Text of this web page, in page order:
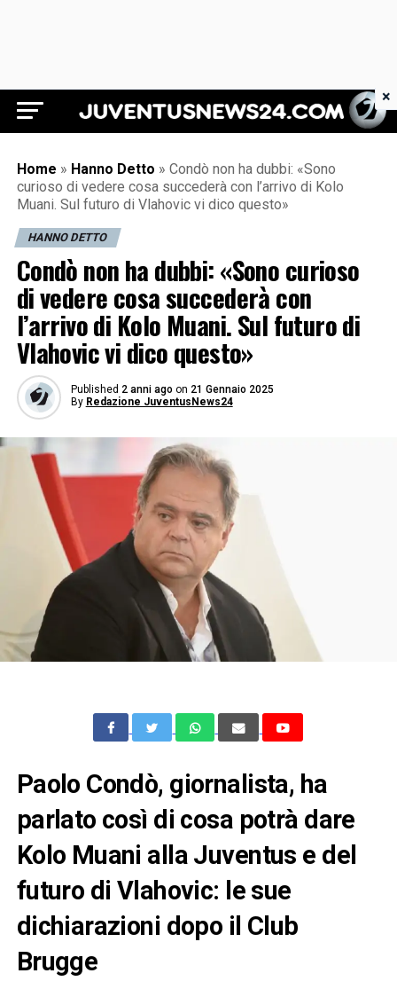
Juventus News 24
Home » Hanno Detto » Condò non ha dubbi: «Sono
curioso di vedere cosa succederà con l’arrivo di Kolo
Muani. Sul futuro di Vlahovic vi dico questo»
HANNO DETTO
Condò non ha dubbi: «Sono curioso
di vedere cosa succederà con
l’arrivo di Kolo Muani. Sul futuro di
Vlahovic vi dico questo»
Published 2 anni ago on 21 Gennaio 2025
By Redazione JuventusNews24
Paolo Condò, giornalista, ha
parlato così di cosa potrà dare
Kolo Muani alla Juventus e del
futuro di Vlahovic: le sue
dichiarazioni dopo il Club
Brugge
×